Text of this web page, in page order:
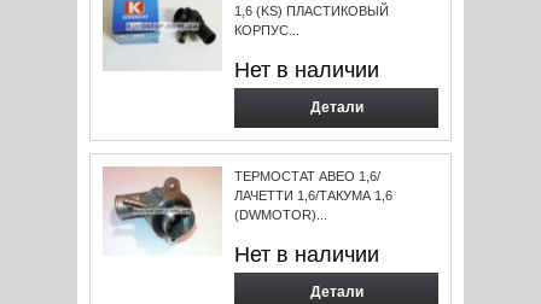
1,6 (KS) ПЛАСТИКОВЫЙ
КОРПУС...
Нет в наличии
Детали
ТЕРМОСТАТ АВЕО 1,6/
ЛАЧЕТТИ 1,6/ТАКУМА 1,6
(DWMOTOR)...
Нет в наличии
Детали